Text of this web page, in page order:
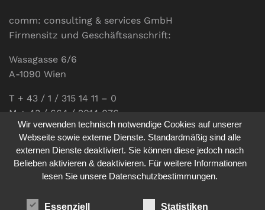
comm: consulting & services GmbH
Firmensitz und Geschäftsanschrift:
Wasagasse 6/6
A-1090 Wien
T + 43 / 1 / 315 14 11 – 0
M + 43 / 664 / 2014 076
E-Mail:office@communications.co.at
Homepage:www.communications.co.at
UID: ATU 811 196 56
Sabine Pöhacker MSc.
Wir verwenden technisch notwendige Cookies auf unserer
Webseite sowie externe Dienste. Standardmäßig sind alle
externen Dienste deaktiviert. Sie können diese jedoch nach
Belieben aktivieren & deaktivieren. Für weitere Informationen
lesen Sie unsere Datenschutzbestimmungen.
Essenziell Statistiken